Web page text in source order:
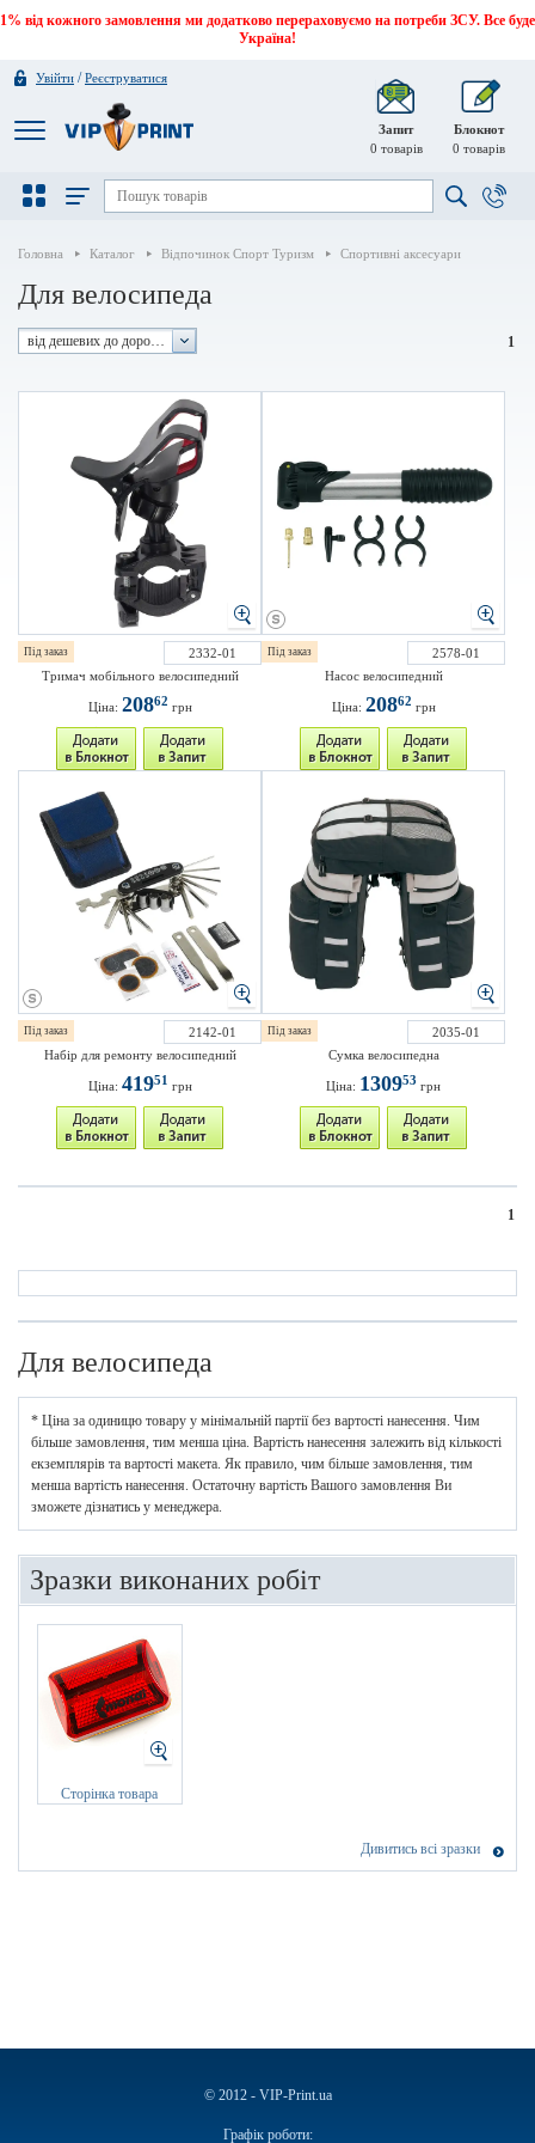
1% від кожного замовлення ми додатково перераховуємо на потреби ЗСУ. Все буде
Україна!
Увійти /Реєструватися
Запит
0 товарів
Блокнот
0 товарів
Головна Каталог Відпочинок Спорт Туризм Спортивні аксесуари
Для велосипеда
від дешевих до дорогих 1
Під заказ
2332-01
Тримач мобільного велосипедний
Ціна: 20862 грн
Під заказ
2578-01
Насос велосипедний
Ціна: 20862 грн
Під заказ
2142-01
Набір для ремонту велосипедний
Ціна: 41951 грн
Під заказ
2035-01
Сумка велосипедна
Ціна: 130953 грн
1
Для велосипеда
* Ціна за одиницю товару у мінімальній партії без вартості нанесення. Чим
більше замовлення, тим менша ціна. Вартість нанесення залежить від кількості
екземплярів та вартості макета. Як правило, чим більше замовлення, тим
менша вартість нанесення. Остаточну вартість Вашого замовлення Ви
зможете дізнатись у менеджера.
Зразки виконаних робіт
Сторінка товара
Дивитись всі зразки
© 2012 - VIP-Print.ua
Графік роботи: